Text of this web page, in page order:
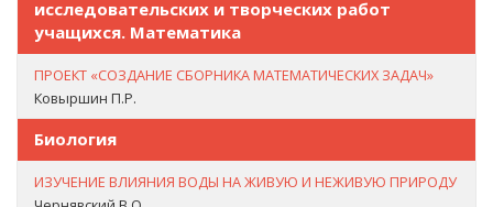
исследовательских и творческих работ
учащихся. Математика
ПРОЕКТ «СОЗДАНИЕ СБОРНИКА МАТЕМАТИЧЕСКИХ ЗАДАЧ»
Ковыршин П.Р.
Биология
ИЗУЧЕНИЕ ВЛИЯНИЯ ВОДЫ НА ЖИВУЮ И НЕЖИВУЮ ПРИРОДУ